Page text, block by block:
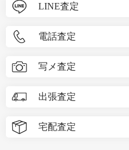
LINE査定
電話査定
写メ査定
出張査定
宅配査定